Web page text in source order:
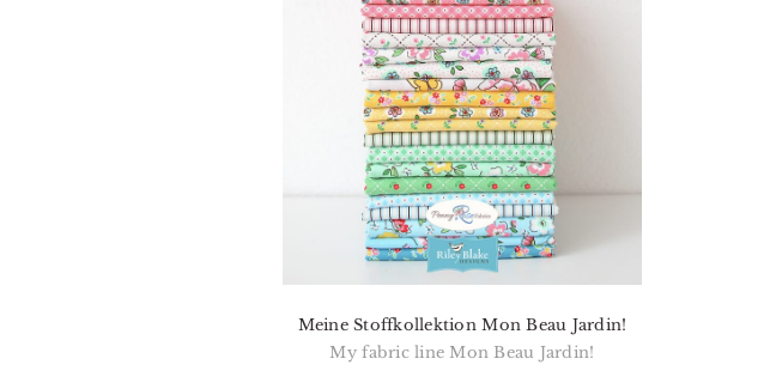
Meine Stoffkollektion Mon Beau Jardin!
My fabric line Mon Beau Jardin!